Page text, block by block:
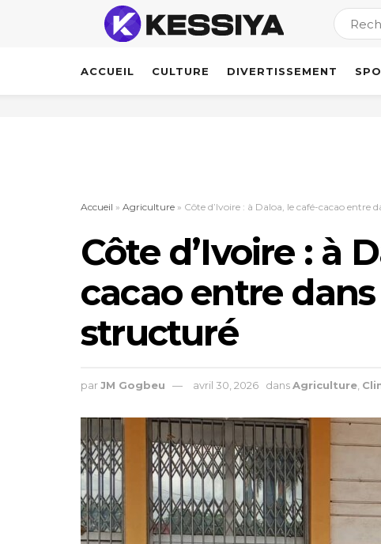
ACCUEIL CULTURE DIVERTISSEMENT
Accueil » Agriculture » Côte d’Ivoire : à Daloa, le café-cacao entre
Côte d’Ivoire : à
cacao entre
structuré
parJM Gogbeu avril 30, 2026 dansAgriculture